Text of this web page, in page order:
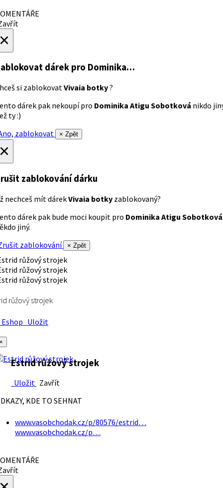
dárek pro Dominika…
si zablokovatVivaia botky?
dárek pak nekoupí pro Dominika Atigu Sobotková nikdo
ty :)
zablokovat
× Zpět
zablokování dárku
nechceš mít dárekVivaia botky zablokovaný?
dárek pak bude moci koupit pro Dominika Atigu Sobotková
jiný.
zablokování
× Zpět
růžový strojek
Uložit
Estrid růžový strojek
Uložit Zavřít
KDE TO SEHNAT
www.vasobchodak.cz/p/80576/estrid…
www.vasobchodak.cz/p…